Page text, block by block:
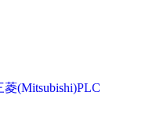
菱(Mitsubishi)PLC